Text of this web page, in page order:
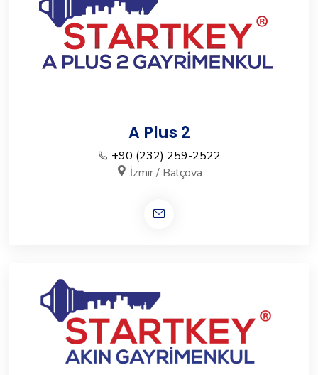
A Plus 2
+90 (232) 259-2522
İzmir / Balçova